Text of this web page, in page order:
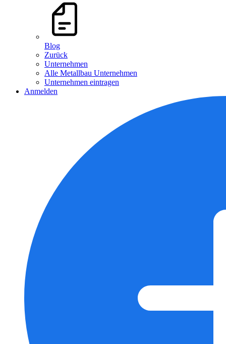
Blog
Zurück
Unternehmen
Alle Metallbau Unternehmen
Unternehmen eintragen
Anmelden